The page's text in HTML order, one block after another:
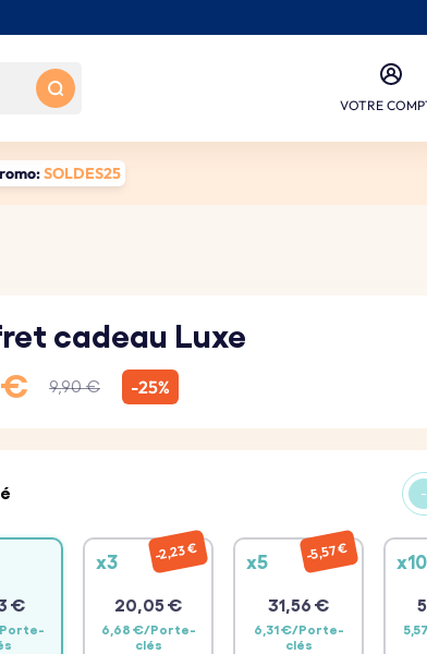
VOTRE
SOLDES25
cadeau Luxe
€
9,90 € -25%
-
€
x3
20,05 €
6,68 €/Porte-
clés
2,23 € x5
31,56 €
6,31 €/Porte-
clés
5,57 € x10